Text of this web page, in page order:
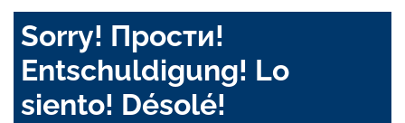
Sorry! Прости!
Entschuldigung! Lo
siento! Désolé!